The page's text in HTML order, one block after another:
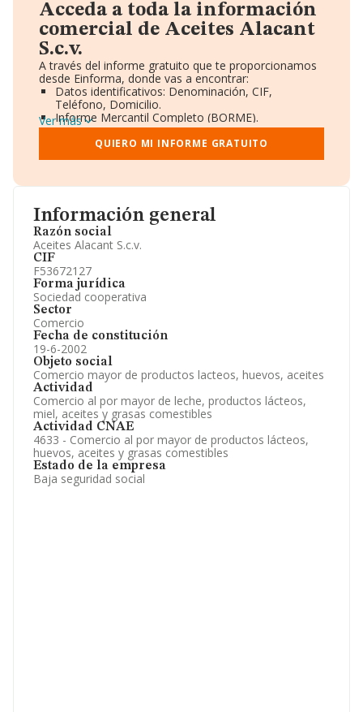
Información general
Razón social
Aceites Alacant S.c.v.
CIF
F53672127
Forma jurídica
Sociedad cooperativa
Sector
Comercio
Fecha de constitución
19-6-2002
Objeto social
Comercio mayor de productos lacteos, huevos, aceites
Actividad
Comercio al por mayor de leche, productos lácteos,
miel, aceites y grasas comestibles
Actividad CNAE
4633 - Comercio al por mayor de productos lácteos,
huevos, aceites y grasas comestibles
Estado de la empresa
Baja seguridad social
Acceda a toda la información
comercial de Aceites Alacant
S.c.v.
A través del informe gratuito que te proporcionamos
desde Einforma, donde vas a encontrar:
Datos identificativos: Denominación, CIF,
Teléfono, Domicilio.
Informe Mercantil Completo (BORME).
Gráficos de Evolución Ventas y Empleados.
Consejo de Administración y Administradores.
Directivos y Ejecutivos.
Información oficial y registral complementaria.
Ver más
QUIERO MI INFORME GRATUITO